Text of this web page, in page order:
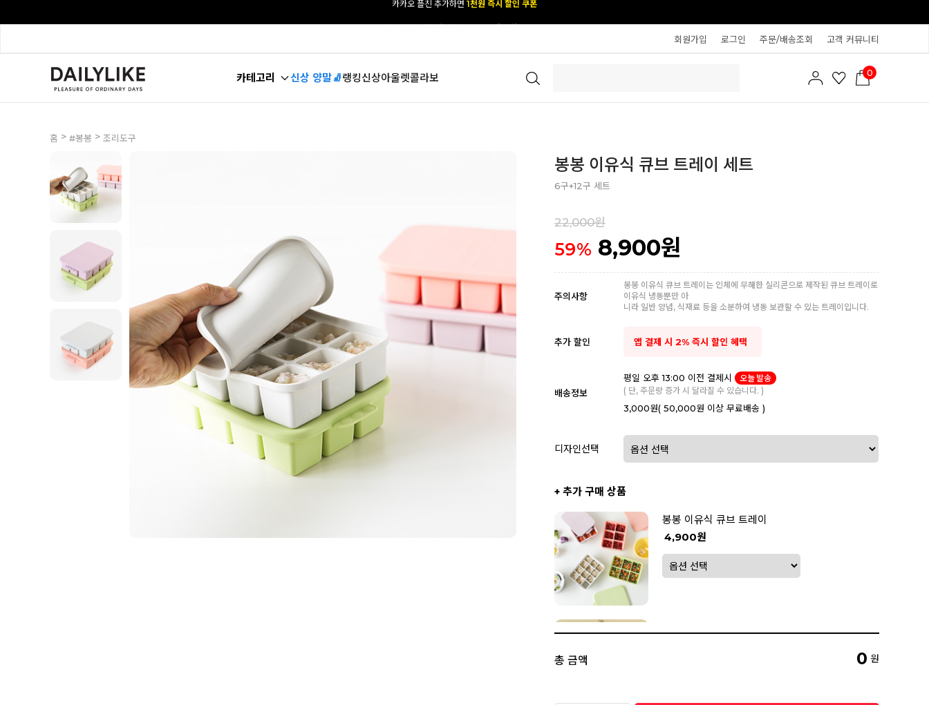
회원가입 로그인 주문/배송조회 고객 커뮤니티
카테고리 신상 양말🧦랭킹신상아울렛콜라보 0
홈 > #봉봉 > 조리도구
봉봉 이유식 큐브 트레이 세트
6구+12구 세트
22,000원
59% 8,900원
주의사항
봉봉 이유식 큐브 트레이는 인체에 무해한 실리콘으로 제작된 큐브 트레이로
이유식 냉동뿐만 아
니라 일반 양념, 식재료 등을 소분하여 냉동 보관할 수 있는 트레이입니다.
추가 할인 앱 결제 시 2% 즉시 할인 혜택
배송정보
평일 오후 13:00 이전 결제시
오늘 발송
( 단, 주문량 증가 시 달라질 수 있습니다. )
3,000원( 50,000원 이상 무료배송 )
디자인선택
+ 추가 구매 상품
봉봉 이유식 큐브 트레이
4,900원
총 금액 0 원